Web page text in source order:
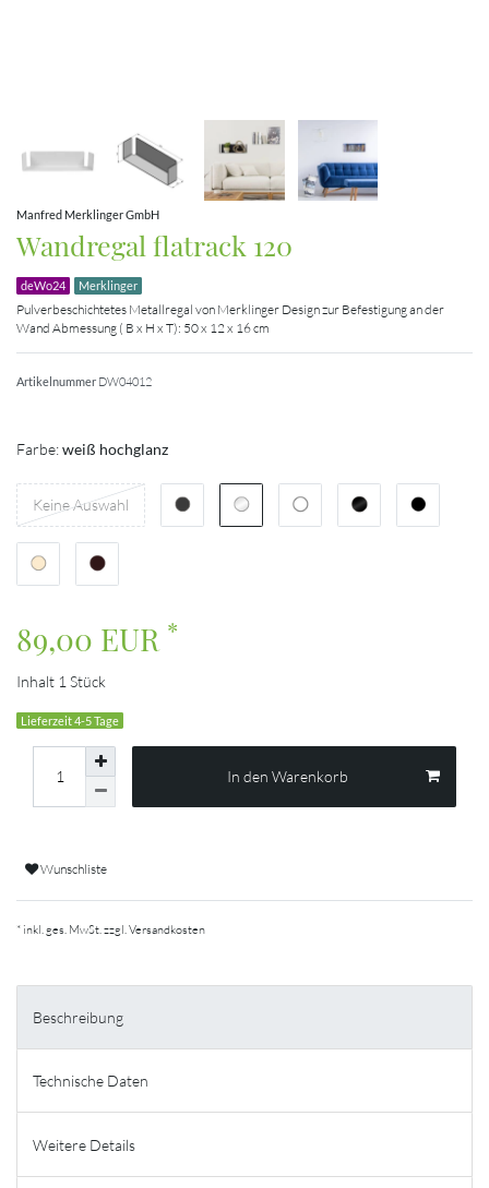
Manfred Merklinger GmbH
Wandregal flatrack 120
deWo24 Merklinger
Pulverbeschichtetes Metallregal von Merklinger Design zur Befestigung an der
Wand Abmessung ( B x H x T): 50 x 12 x 16 cm
Artikelnummer DW04012
Farbe:weiß hochglanz
Keine Auswahl
89,00 EUR *
Inhalt 1 Stück
Lieferzeit 4-5 Tage
In den Warenkorb
Wunschliste
* inkl. ges. MwSt. zzgl. Versandkosten
Beschreibung
Technische Daten
Weitere Details